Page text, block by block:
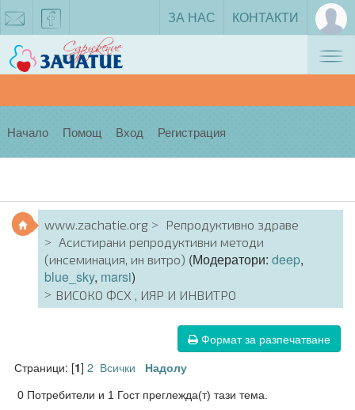
facebook
ЗА НАС КОНТАКТИ
Начало Помощ Вход Регистрация
www.zachatie.org
Репродуктивно здраве
Асистирани репродуктивни методи
(инсеминация, ин витро) (Модератори: deep,
blue_sky, marsi)
ВИСОКО ФСХ , ИЯР И ИНВИТРО
Формат за разпечатване
Страници: [1] 2 Всички Надолу
0 Потребители и 1 Гост преглежда(т) тази тема.